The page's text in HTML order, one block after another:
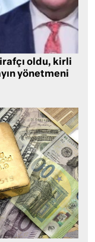
oldu, kirli
yönetmeni